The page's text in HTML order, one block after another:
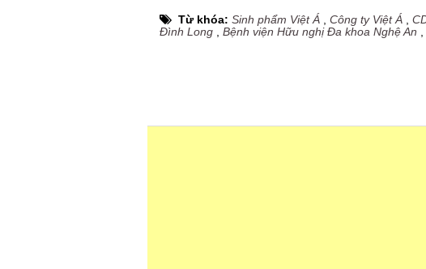
Từ khóa: Sinh phẩm Việt Á Công ty Việt Á
Đình Long
Bệnh viện Hữu nghị Đa khoa Nghệ An